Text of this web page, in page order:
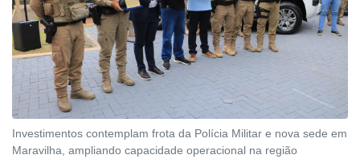
Investimentos contemplam frota da Polícia Militar e nova sede em
Maravilha, ampliando capacidade operacional na região